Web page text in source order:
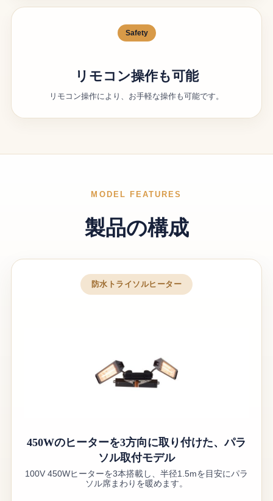
Safety
リモコン操作も可能
リモコン操作により、お手軽な操作も可能です。
MODEL FEATURES
製品の構成
防水トライソルヒーター
450Wのヒーターを3方向に取り付けた、パラ
ソル取付モデル
100V 450Wヒーターを3本搭載し、半径1.5mを目安にパラ
ソル席まわりを暖めます。